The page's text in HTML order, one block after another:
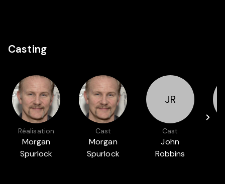
Casting
Réalisation
Morgan
Spurlock
Cast
Morgan
Spurlock
JR
Cast
John
Robbins